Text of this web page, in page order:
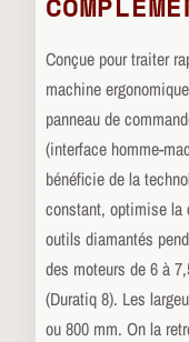
Conçue pour traiter
machine
panneau de
(interface homme-
bénéficie de la
constant, optimise la
outils diamantés
des moteurs de 6 à
(Duratiq 8). Les
ou 800 mm. On la